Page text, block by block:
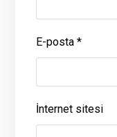
E-posta*
İnternet sitesi